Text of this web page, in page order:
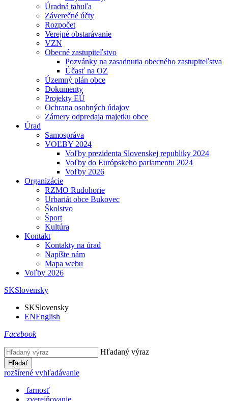
Úradná tabuľa
Záverečné účty
Rozpočet
Verejné obstarávanie
VZN
Obecné zastupiteľstvo
Pozvánky na zasadnutia obecného zastupiteľstva
Účasť na OZ
Územný plán obce
Dokumenty
Projekty EÚ
Ochrana osobných údajov
Zámery odpredaja majetku obce
Úrad
Samospráva
VOĽBY 2024
Voľby prezidenta Slovenskej republiky 2024
Voľby do Európskeho parlamentu 2024
Voľby 2026
Organizácie
RZMO Rudohorie
Urbariát obce Bukovec
Školstvo
Šport
Kultúra
Kontakt
Kontakty na úrad
Napíšte nám
Mapa webu
Voľby 2026
SKSlovensky
SKSlovensky
ENEnglish
Facebook
Hľadaný výraz
Hľadať
rozšírené vyhľadávanie
farnosť
zverejňovanie